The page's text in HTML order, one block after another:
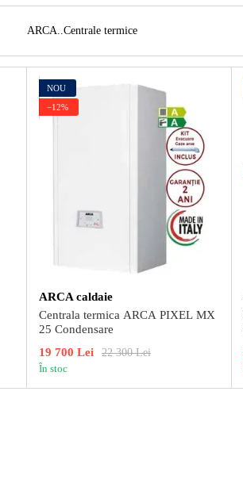
ARCA..Centrale termice
NOU
−12%
ARCA caldaie
Centrala termica ARCA PIXEL MX
25 Condensare
22 300 Lei
19 700 Lei
În stoc